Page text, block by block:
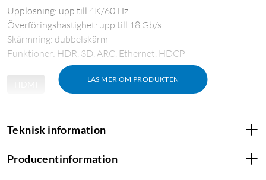
LÄS MER OM PRODUKTEN
Upplösning: upp till 4K/60 Hz
Överföringshastighet: upp till 18 Gb/s
Skärmning: dubbelskärm
Funktioner: HDR, 3D, ARC, Ethernet, HDCP
Teknisk information
Producentinformation